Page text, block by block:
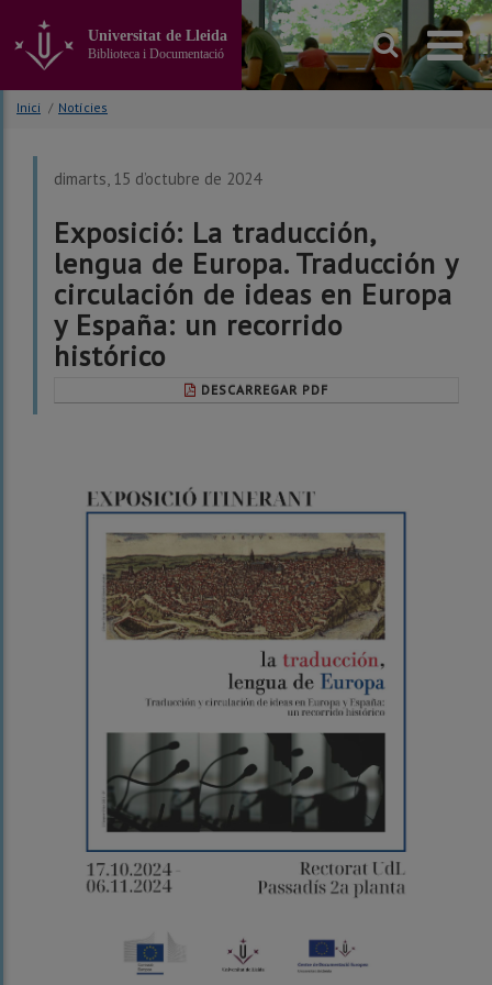
contingut
principal
Universitat de Lleida
Biblioteca i Documentació
Inici / Notícies
dimarts, 15 d’octubre de 2024
Exposició: La traducción,
lengua de Europa. Traducción y
circulación de ideas en Europa
y España: un recorrido
histórico
DESCARREGAR PDF